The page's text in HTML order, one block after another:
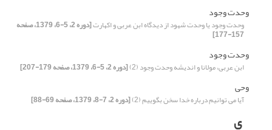
وحدت وجود
وحدت وجود یا وحدت شهود از دیدگاه ابن عربی و اکهارت [دوره 2، 5-6، 1379، صفحه
157-177]
وحدت وجود
ابن عربی، مولانا و اندیشه وحدت وجود (2) [دوره 2، 5-6، 1379، صفحه 179-207]
وحی
آیا می توانیم درباره خدا سخن بگوییم (2) [دوره 2، 7-8، 1379، صفحه 69-88]
ی